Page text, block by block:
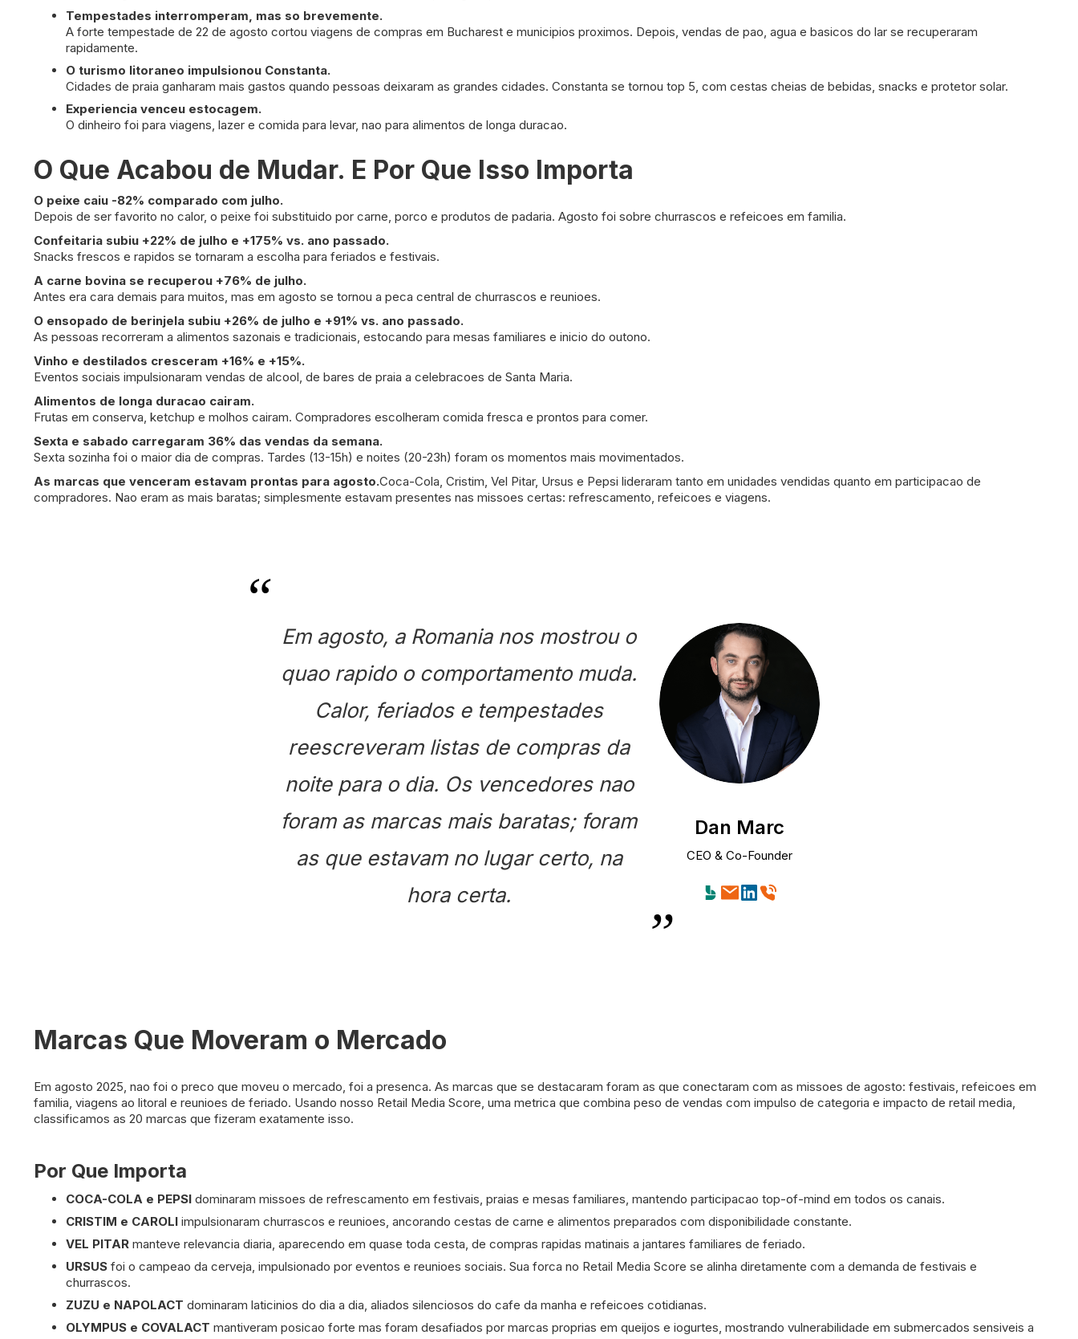
Tempestades interromperam, mas so brevemente.
A forte tempestade de 22 de agosto cortou viagens de compras em Bucharest e municipios proximos. Depois, vendas de pao, agua e basicos do lar se recuperaram
rapidamente.
O turismo litoraneo impulsionou Constanta.
Cidades de praia ganharam mais gastos quando pessoas deixaram as grandes cidades. Constanta se tornou top 5, com cestas cheias de bebidas, snacks e protetor solar.
Experiencia venceu estocagem.
O dinheiro foi para viagens, lazer e comida para levar, nao para alimentos de longa duracao.
O Que Acabou de Mudar. E Por Que Isso Importa
O peixe caiu -82% comparado com julho.
Depois de ser favorito no calor, o peixe foi substituido por carne, porco e produtos de padaria. Agosto foi sobre churrascos e refeicoes em familia.
Confeitaria subiu +22% de julho e +175% vs. ano passado.
Snacks frescos e rapidos se tornaram a escolha para feriados e festivais.
A carne bovina se recuperou +76% de julho.
Antes era cara demais para muitos, mas em agosto se tornou a peca central de churrascos e reunioes.
O ensopado de berinjela subiu +26% de julho e +91% vs. ano passado.
As pessoas recorreram a alimentos sazonais e tradicionais, estocando para mesas familiares e inicio do outono.
Vinho e destilados cresceram +16% e +15%.
Eventos sociais impulsionaram vendas de alcool, de bares de praia a celebracoes de Santa Maria.
Alimentos de longa duracao cairam.
Frutas em conserva, ketchup e molhos cairam. Compradores escolheram comida fresca e prontos para comer.
Sexta e sabado carregaram 36% das vendas da semana.
Sexta sozinha foi o maior dia de compras. Tardes (13-15h) e noites (20-23h) foram os momentos mais movimentados.
As marcas que venceram estavam prontas para agosto.Coca-Cola, Cristim, Vel Pitar, Ursus e Pepsi lideraram tanto em unidades vendidas quanto em participacao de
compradores. Nao eram as mais baratas; simplesmente estavam presentes nas missoes certas: refrescamento, refeicoes e viagens.
Em agosto, a Romania nos mostrou o
quao rapido o comportamento muda.
Calor, feriados e tempestades
reescreveram listas de compras da
noite para o dia. Os vencedores nao
foram as marcas mais baratas; foram
as que estavam no lugar certo, na
hora certa.
Dan Marc
CEO & Co-Founder
Marcas Que Moveram o Mercado
Em agosto 2025, nao foi o preco que moveu o mercado, foi a presenca. As marcas que se destacaram foram as que conectaram com as missoes de agosto: festivais, refeicoes em
familia, viagens ao litoral e reunioes de feriado. Usando nosso Retail Media Score, uma metrica que combina peso de vendas com impulso de categoria e impacto de retail media,
classificamos as 20 marcas que fizeram exatamente isso.
Por Que Importa
COCA-COLA e PEPSI dominaram missoes de refrescamento em festivais, praias e mesas familiares, mantendo participacao top-of-mind em todos os canais.
CRISTIM e CAROLI impulsionaram churrascos e reunioes, ancorando cestas de carne e alimentos preparados com disponibilidade constante.
VEL PITAR manteve relevancia diaria, aparecendo em quase toda cesta, de compras rapidas matinais a jantares familiares de feriado.
URSUS foi o campeao da cerveja, impulsionado por eventos e reunioes sociais. Sua forca no Retail Media Score se alinha diretamente com a demanda de festivais e
churrascos.
ZUZU e NAPOLACT dominaram laticinios do dia a dia, aliados silenciosos do cafe da manha e refeicoes cotidianas.
OLYMPUS e COVALACT mantiveram posicao forte mas foram desafiados por marcas proprias em queijos e iogurtes, mostrando vulnerabilidade em submercados sensiveis a